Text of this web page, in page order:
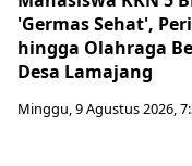
'Germas Sehat',
hingga Olahraga
Desa Lamajang
Minggu, 9 Agustus 2026,